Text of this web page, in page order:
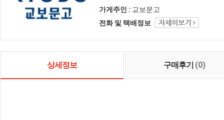
가게주인 : 교보문고
전화 및 택배정보
상세정보 구매후기 (0)